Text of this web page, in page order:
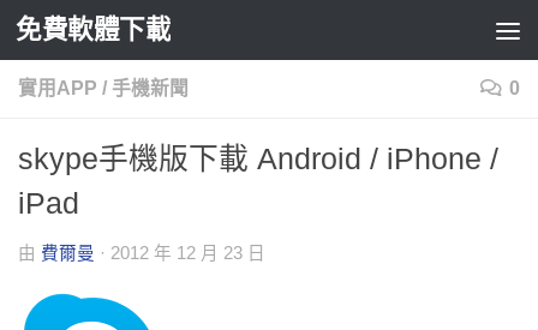
Skip to content
免費軟體下載
實用APP / 手機新聞 0
skype手機版下載 Android / iPhone /
iPad
由 費爾曼 · 2012 年 12 月 23 日